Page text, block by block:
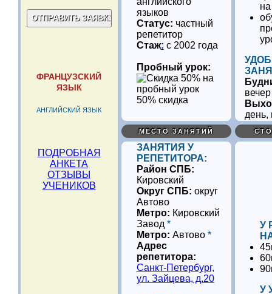
ФРАНЦУЗСКИЙ
ЯЗЫК
АНГЛИЙСКИЙ ЯЗЫК
ПОДРОБНАЯ
АНКЕТА
ОТЗЫВЫ
УЧЕНИКОВ
языков
Статус: частный
репетитор
Стаж: с 2002 года
Пробный урок:
50% скидка
вечер
день,
МЕСТО ЗАНЯТИЙ
ЗАНЯТИЯ У
РЕПЕТИТОРА:
Район СПБ:
Кировский
Округ СПБ: округ
Автово
Метро: Кировский
Завод *
Метро: Автово *
Адрес
репетитора:
Санкт-Петербург,
ул. Зайцева, д.20
У
У